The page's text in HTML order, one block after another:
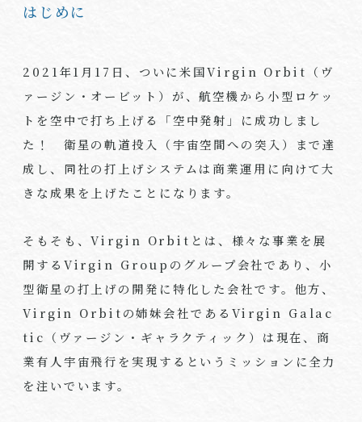
はじめに
2021年1 月 17 日、ついに米国Virgin Orbit （ヴ
ァージン・オービット）が、航空機から小型ロケッ
トを空中で打ち上げる「空中発射」に成功しまし
た！ 衛星の軌道投入（宇宙空間への突入）まで達
成し、同社の打上げシステムは商業運用に向けて大
きな成果を上げたことになります。
そもそも、Virgin Orbit とは、様々な事業を展
開する Virgin Group のグループ会社であり、小
型衛星の打上げの開発に特化した会社です。他方、
Virgin Orbitの姉妹会社である Virgin Galac
tic （ヴァージン・ギャラクティック）は現在、商
業有人宇宙飛行を実現するというミッションに全力
を注いでいます。